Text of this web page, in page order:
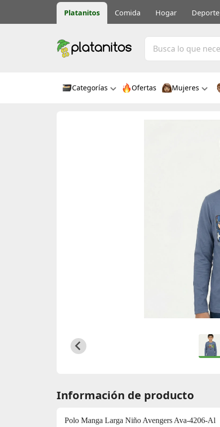
Platanitos Comida Hogar Deporte
Categorías Ofertas Mujeres
Información de producto
Polo Manga Larga Niño Avengers Ava-4206-Al